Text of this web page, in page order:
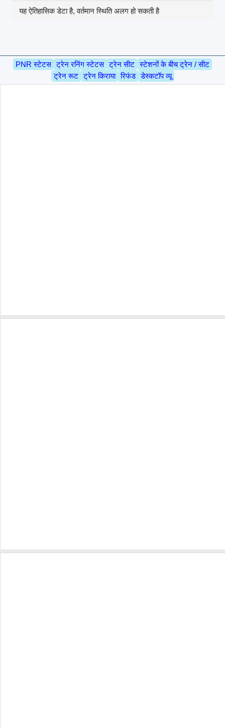
यह ऐतिहासिक डेटा है, वर्तमान स्थिति अलग हो सकती है
PNR स्टेटस ट्रेन रनिंग स्टेटस ट्रेन सीट स्टेशनों के बीच ट्रेन / सीट
ट्रेन रूट ट्रेन किराया रिफंड डेस्कटॉप व्यू